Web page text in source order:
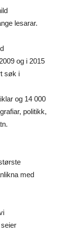
lesarar.
og i 2015
søk i
og 14 000
politikk,
med